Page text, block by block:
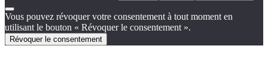
Vous pouvez révoquer votre consentement à tout moment en
utilisant le bouton « Révoquer le consentement ».
Révoquer le consentement